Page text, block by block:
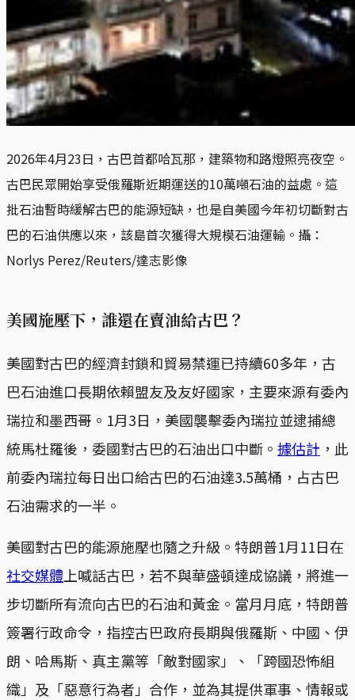
2026年4月23日，古巴首都哈瓦那，建築物和路燈照亮夜空。
古巴民眾開始享受俄羅斯近期運送的10萬噸石油的益處。這
批石油暫時緩解古巴的能源短缺，也是自美國今年初切斷對古
巴的石油供應以來，該島首次獲得大規模石油運輸。攝：
Norlys Perez/Reuters/達志影像
美國施壓下，誰還在賣油給古巴？
美國對古巴的經濟封鎖和貿易禁運已持續60多年，古
巴石油進口長期依賴盟友及友好國家，主要來源有委內
瑞拉和墨西哥。1月3日，美國襲擊委內瑞拉並逮捕總
統馬杜羅後，委國對古巴的石油出口中斷。 據估計 ，此
前委內瑞拉每日出口給古巴的石油達3.5萬桶，占古巴
石油需求的一半。
美國對古巴的能源施壓也隨之升級。特朗普1月11日在
社交媒體 上喊話古巴，若不與華盛頓達成協議，將進一
步切斷所有流向古巴的石油和黃金。當月月底，特朗普
簽署行政命令，指控古巴政府長期與俄羅斯、中國、伊
朗、哈馬斯、真主黨等「敵對國家」、「跨國恐怖組
織」及「惡意行為者」合作，並為其提供軍事、情報或